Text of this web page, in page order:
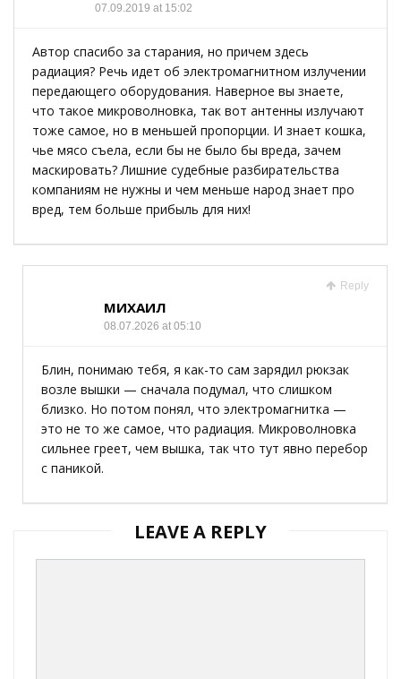
07.09.2019 at 15:02
Автор спасибо за старания, но причем здесь
радиация? Речь идет об электромагнитном излучении
передающего оборудования. Наверное вы знаете,
что такое микроволновка, так вот антенны излучают
тоже самое, но в меньшей пропорции. И знает кошка,
чье мясо съела, если бы не было бы вреда, зачем
маскировать? Лишние судебные разбирательства
компаниям не нужны и чем меньше народ знает про
вред, тем больше прибыль для них!
Reply
МИХАИЛ
08.07.2026 at 05:10
Блин, понимаю тебя, я как-то сам зарядил рюкзак
возле вышки — сначала подумал, что слишком
близко. Но потом понял, что электромагнитка —
это не то же самое, что радиация. Микроволновка
сильнее греет, чем вышка, так что тут явно перебор
с паникой.
LEAVE A REPLY